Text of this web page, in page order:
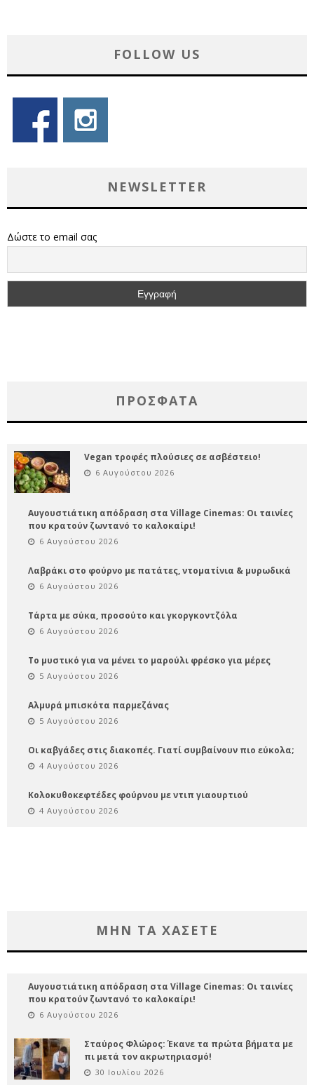
FOLLOW US
NEWSLETTER
Δώστε το email σας
ΠΡΌΣΦΑΤΑ
Vegan τροφές πλούσιες σε ασβέστειο!
6 Αυγούστου 2026
Αυγουστιάτικη απόδραση στα Village Cinemas: Οι ταινίες
που κρατούν ζωντανό το καλοκαίρι!
6 Αυγούστου 2026
Λαβράκι στο φούρνο με πατάτες, ντοματίνια & μυρωδικά
6 Αυγούστου 2026
Τάρτα με σύκα, προσούτο και γκοργκοντζόλα
6 Αυγούστου 2026
Το μυστικό για να μένει το μαρούλι φρέσκο για μέρες
5 Αυγούστου 2026
Αλμυρά μπισκότα παρμεζάνας
5 Αυγούστου 2026
Οι καβγάδες στις διακοπές. Γιατί συμβαίνουν πιο εύκολα;
4 Αυγούστου 2026
Κολοκυθοκεφτέδες φούρνου με ντιπ γιαουρτιού
4 Αυγούστου 2026
ΜΗΝ ΤΑ ΧΑΣΕΤΕ
Αυγουστιάτικη απόδραση στα Village Cinemas: Οι ταινίες
που κρατούν ζωντανό το καλοκαίρι!
6 Αυγούστου 2026
Σταύρος Φλώρος: Έκανε τα πρώτα βήματα με
πι μετά τον ακρωτηριασμό!
30 Ιουλίου 2026